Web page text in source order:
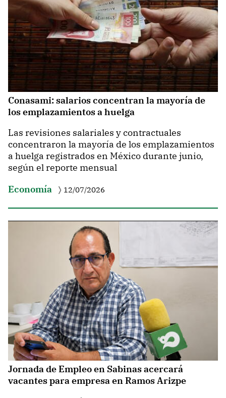
Conasami: salarios concentran la mayoría de
los emplazamientos a huelga
Las revisiones salariales y contractuales
concentraron la mayoría de los emplazamientos
a huelga registrados en México durante junio,
según el reporte mensual
Economía
12/07/2026
Jornada de Empleo en Sabinas acercará
vacantes para empresa en Ramos Arizpe